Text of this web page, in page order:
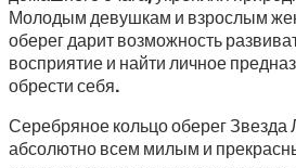
Молодым девушкам и взрослым
оберег дарит возможность
восприятие и найти личное
обрести себя.
Серебряное кольцо оберег Звезда
абсолютно всем милым и